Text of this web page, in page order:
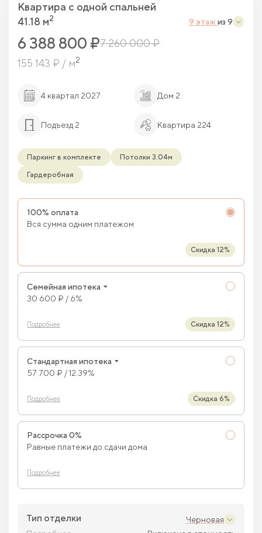
Квартира c одной спальней
41.18 м2 9 этаж из 9
6 388 800 ₽7 260 000 ₽
155 143 ₽ / м2
4 квартал 2027 Дом 2
Подъезд 2 Квартира 224
Паркинг в комплекте Потолки 3.04м
Гардеробная
100% оплата
Вся сумма одним платежом
Скидка 12%
Семейная ипотека
30 600 ₽ / 6%
Подробнее Скидка 12%
Стандартная ипотека
57 700 ₽ / 12.39%
Подробнее Скидка 6%
Рассрочка 0%
Равные платежи до сдачи дома
Подробнее
Тип отделки
Черновая